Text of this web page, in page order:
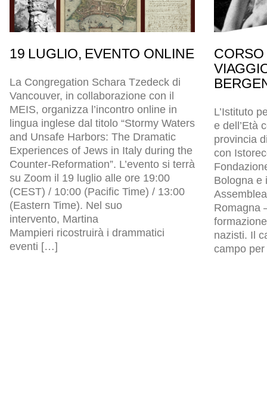
19 LUGLIO, EVENTO ONLINE
La Congregation Schara Tzedeck di
Vancouver, in collaborazione con il
MEIS, organizza l’incontro online in
lingua inglese dal titolo “Stormy Waters
and Unsafe Harbors: The Dramatic
Experiences of Jews in Italy during the
Counter-Reformation”. L’evento si terrà
su Zoom il 19 luglio alle ore 19:00
(CEST) / 10:00 (Pacific Time) / 13:00
(Eastern Time). Nel suo
intervento, Martina
Mampieri ricostruirà i drammatici
eventi […]
L’Istituto
e dell’Età
provincia
con
Bologna e
Romagna
nazisti. Il
campo